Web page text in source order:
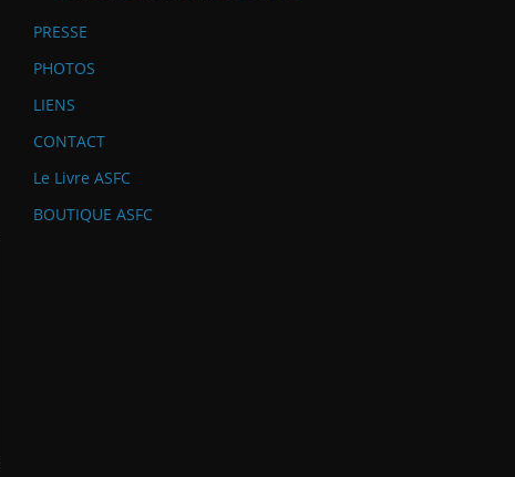
PRESSE
PHOTOS
LIENS
CONTACT
Le Livre ASFC
BOUTIQUE ASFC